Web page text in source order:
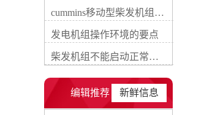
动、充电机的运转及外部电路
的连接等状况，再用万用表电
压档检验充电机的输出端电
压。若柴油发电机未启动时电
压表指示为蓄电池端电压，柴
油发电机运转电压仍不变或不
符合充电机额定输出电压时，
说明充电机有损坏，这时应对
cummins移动型柴发机组添加新成员QSB5-G11系列
发电机组操作环境的要点
柴发机组不能启动正常损坏有什么
新鲜信息
编辑推荐